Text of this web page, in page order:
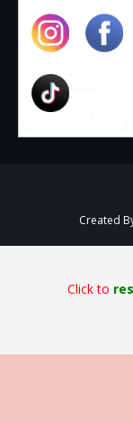
Created
Click to